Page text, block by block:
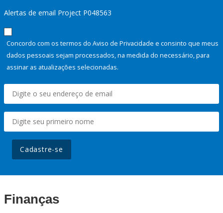
Alertas de email Project P048563
Concordo com os termos do Aviso de Privacidade e consinto que meus
dados pessoais sejam processados, na medida do necessário, para
assinar as atualizações selecionadas.
Cadastre-se
Finanças